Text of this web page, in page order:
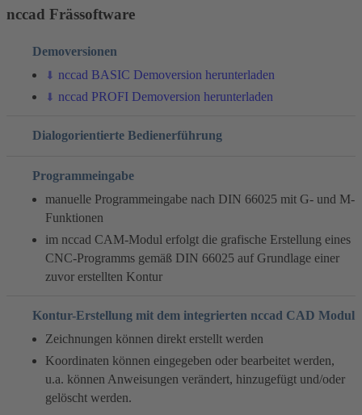
nccad Frässoftware
Demoversionen
nccad BASIC Demoversion herunterladen
nccad PROFI Demoversion herunterladen
Dialogorientierte Bedienerführung
Programmeingabe
manuelle Programmeingabe nach DIN 66025 mit G- und M-
Funktionen
im nccad CAM-Modul erfolgt die grafische Erstellung eines
CNC-Programms gemäß DIN 66025 auf Grundlage einer
zuvor erstellten Kontur
Kontur-Erstellung mit dem integrierten nccad CAD Modul
Zeichnungen können direkt erstellt werden
Koordinaten können eingegeben oder bearbeitet werden,
u.a. können Anweisungen verändert, hinzugefügt und/oder
gelöscht werden.